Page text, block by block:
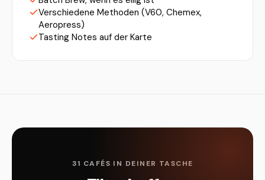
Verschiedene Methoden (V60, Chemex,
Aeropress)
Tasting Notes auf der Karte
31 CAFÉS IN DEINER TASCHE